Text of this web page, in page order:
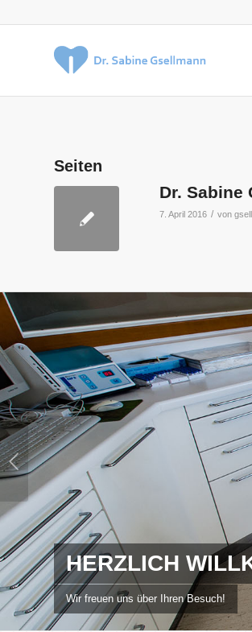
Seiten
Dr. Sabine
7. April 2016 / von
HERZLICH
Wir freuen uns über Ihren Besuch!